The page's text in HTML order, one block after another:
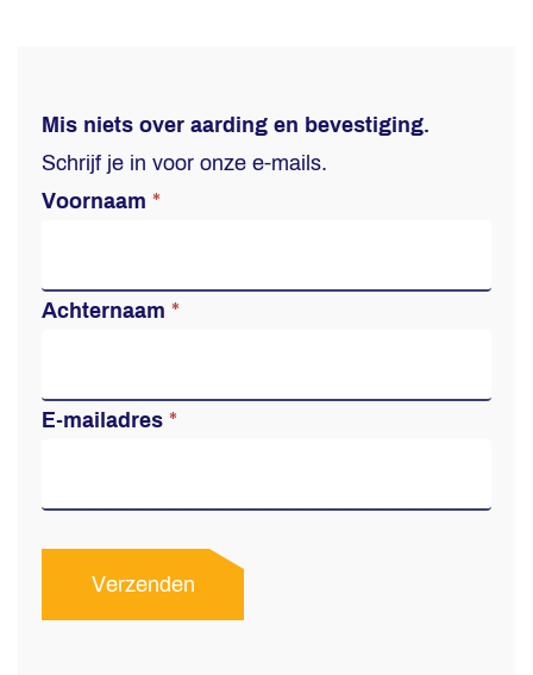
In-
article
opt-
–
Mis niets over aarding en bevestiging.
Schrijf je in voor onze e-mails.
Voornaam *
Achternaam *
E-mailadres *
Verzenden